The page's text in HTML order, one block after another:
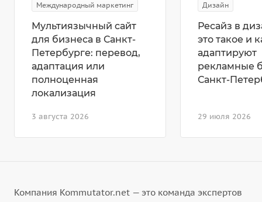
Международный маркетинг
3 августа 2026
Мультиязычный сайт
для бизнеса в Санкт-
Петербурге: перевод,
адаптация или
полноценная
локализация
Дизайн
29 июля 2026
Ресайз в
это такое и
адаптируют
рекламные
Санкт-
Компания Kommutator.net — это команда экспертов